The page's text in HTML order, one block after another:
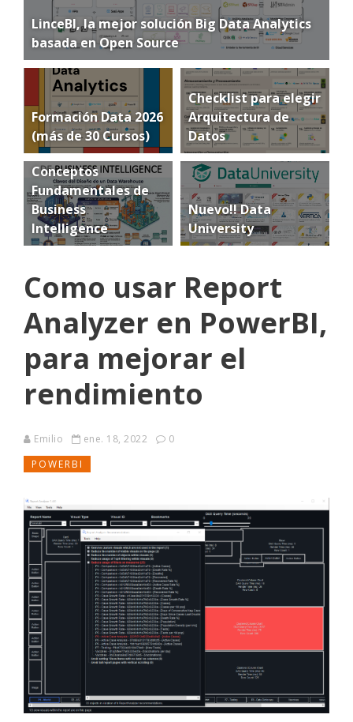
LinceBI, la mejor solución Big Data Analytics
basada en Open Source
Formación Data 2026
(más de 30 Cursos)
Checklist para elegir
Arquitectura de
Datos
Conceptos
Fundamentales de
Business
Intelligence
Nuevo!! Data
University
Como usar Report
Analyzer en PowerBI,
para mejorar el
rendimiento
Emilio ene. 18, 2022
0
POWERBI